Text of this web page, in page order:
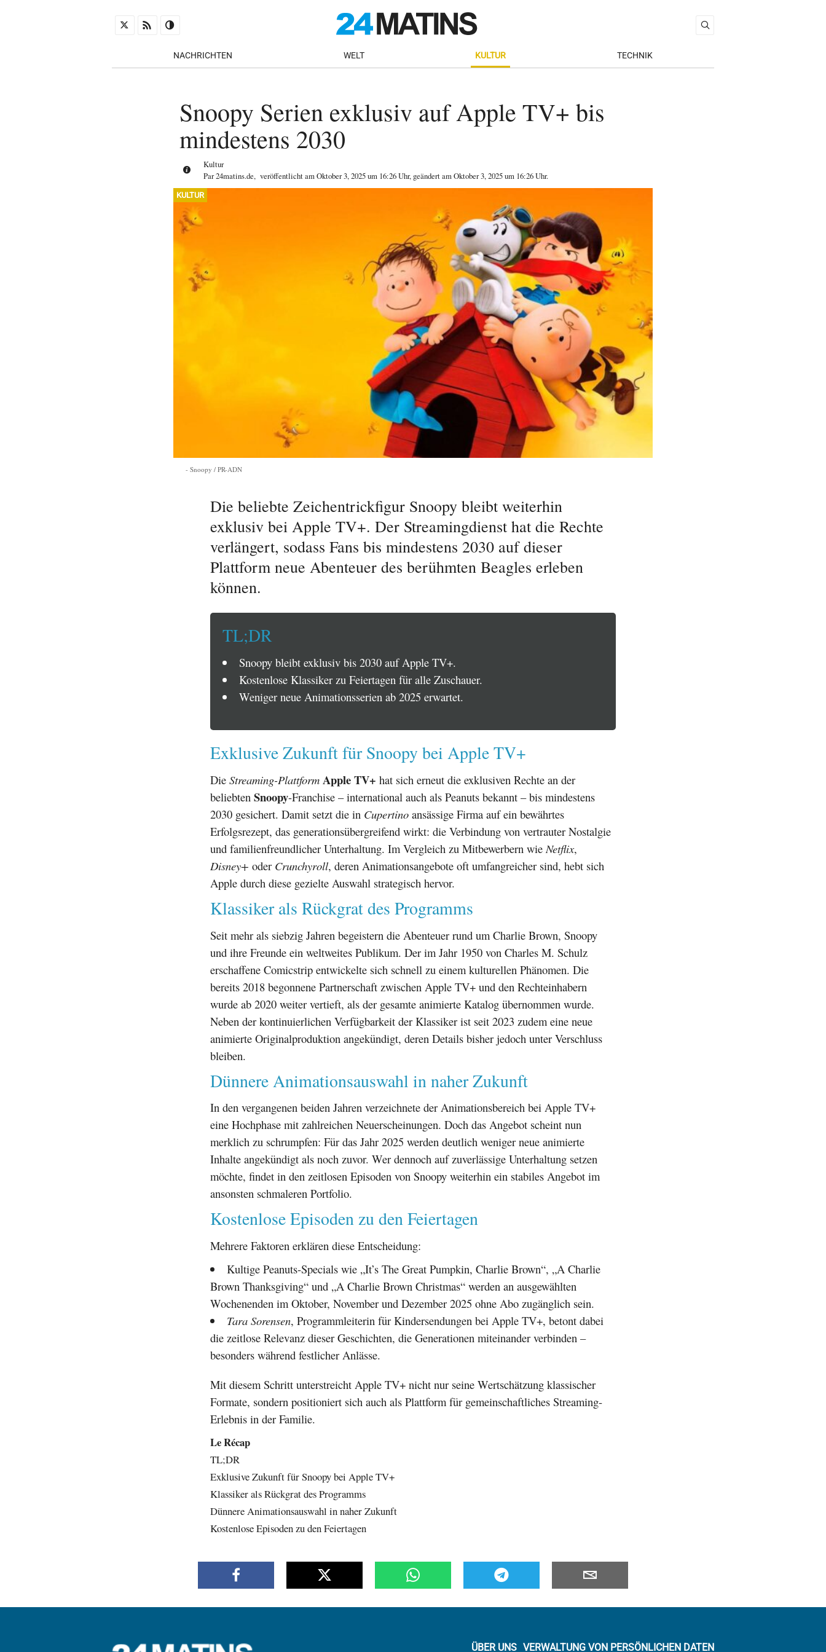
NACHRICHTEN WELT KULTUR TECHNIK
Snoopy Serien exklusiv auf Apple TV+ bis
mindestens 2030
Kultur
Par24matins.de, veröffentlicht amOktober 3, 2025um 16:26 Uhr, geändert am Oktober 3, 2025 um 16:26 Uhr.
KULTUR
Snoopy / PR-ADN
Die beliebte Zeichentrickfigur Snoopy bleibt weiterhin
exklusiv bei Apple TV+. Der Streamingdienst hat die Rechte
verlängert, sodass Fans bis mindestens 2030 auf dieser
Plattform neue Abenteuer des berühmten Beagles erleben
können.
TL;DR
Snoopy bleibt exklusiv bis 2030 auf Apple TV+.
Kostenlose Klassiker zu Feiertagen für alle Zuschauer.
Weniger neue Animationsserien ab 2025 erwartet.
Exklusive Zukunft für Snoopy bei Apple TV+
Die Streaming-Plattform Apple TV+ hat sich erneut die exklusiven Rechte an der
beliebten Snoopy-Franchise – international auch als Peanuts bekannt – bis mindestens
2030 gesichert. Damit setzt die in Cupertino ansässige Firma auf ein bewährtes
Erfolgsrezept, das generationsübergreifend wirkt: die Verbindung von vertrauter Nostalgie
und familienfreundlicher Unterhaltung. Im Vergleich zu Mitbewerbern wie Netflix,
Disney+ oder Crunchyroll, deren Animationsangebote oft umfangreicher sind, hebt sich
Apple durch diese gezielte Auswahl strategisch hervor.
Klassiker als Rückgrat des Programms
Seit mehr als siebzig Jahren begeistern die Abenteuer rund um Charlie Brown, Snoopy
und ihre Freunde ein weltweites Publikum. Der im Jahr 1950 von Charles M. Schulz
erschaffene Comicstrip entwickelte sich schnell zu einem kulturellen Phänomen. Die
bereits 2018 begonnene Partnerschaft zwischen Apple TV+ und den Rechteinhabern
wurde ab 2020 weiter vertieft, als der gesamte animierte Katalog übernommen wurde.
Neben der kontinuierlichen Verfügbarkeit der Klassiker ist seit 2023 zudem eine neue
animierte Originalproduktion angekündigt, deren Details bisher jedoch unter Verschluss
bleiben.
Dünnere Animationsauswahl in naher Zukunft
In den vergangenen beiden Jahren verzeichnete der Animationsbereich bei Apple TV+
eine Hochphase mit zahlreichen Neuerscheinungen. Doch das Angebot scheint nun
merklich zu schrumpfen: Für das Jahr 2025 werden deutlich weniger neue animierte
Inhalte angekündigt als noch zuvor. Wer dennoch auf zuverlässige Unterhaltung setzen
möchte, findet in den zeitlosen Episoden von Snoopy weiterhin ein stabiles Angebot im
ansonsten schmaleren Portfolio.
Kostenlose Episoden zu den Feiertagen
Mehrere Faktoren erklären diese Entscheidung:
Kultige Peanuts-Specials wie „It’s The Great Pumpkin, Charlie Brown“, „A Charlie
Brown Thanksgiving“ und „A Charlie Brown Christmas“ werden an ausgewählten
Wochenenden im Oktober, November und Dezember 2025 ohne Abo zugänglich sein.
Tara Sorensen, Programmleiterin für Kindersendungen bei Apple TV+, betont dabei
die zeitlose Relevanz dieser Geschichten, die Generationen miteinander verbinden –
besonders während festlicher Anlässe.
Mit diesem Schritt unterstreicht Apple TV+ nicht nur seine Wertschätzung klassischer
Formate, sondern positioniert sich auch als Plattform für gemeinschaftliches Streaming-
Erlebnis in der Familie.
Le Récap
TL;DR
Exklusive Zukunft für Snoopy bei Apple TV+
Klassiker als Rückgrat des Programms
Dünnere Animationsauswahl in naher Zukunft
Kostenlose Episoden zu den Feiertagen
ÜBER UNS VERWALTUNG VON PERSÖNLICHEN DATEN